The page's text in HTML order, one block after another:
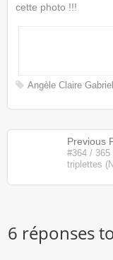
cette photo !!!
Angèle Claire
Previous
#364 /
triplettes
6 réponses